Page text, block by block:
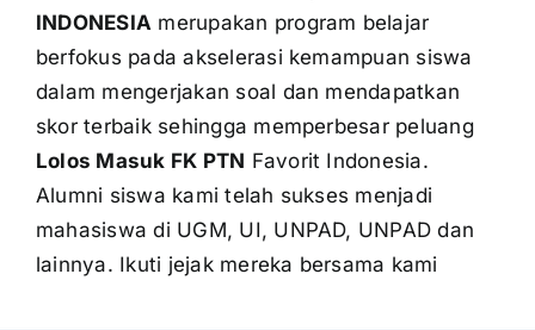
INDONESIA merupakan program belajar
berfokus pada akselerasi kemampuan siswa
dalam mengerjakan soal dan mendapatkan
skor terbaik sehingga memperbesar peluang
Lolos Masuk FK PTN Favorit Indonesia.
Alumni siswa kami telah sukses menjadi
mahasiswa di UGM, UI, UNPAD, UNPAD dan
lainnya. Ikuti jejak mereka bersama kami